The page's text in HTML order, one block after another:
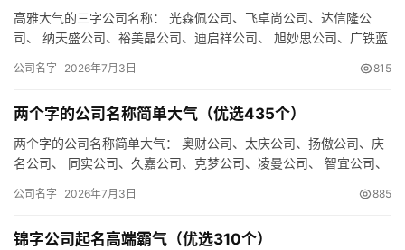
高雅大气的三字公司名称： 光森佩公司、飞卓尚公司、达信隆公
司、 纳天盛公司、裕美晶公司、迪启祥公司、 旭妙思公司、广铁蓝
公司名字 2026年7月3日 815
两个字的公司名称简单大气（优选435个）
两个字的公司名称简单大气： 奥财公司、太庆公司、扬傲公司、庆
名公司、 同实公司、久嘉公司、克梦公司、凌曼公司、 智宜公司、
公司名字 2026年7月3日 885
锦字公司起名高端霸气（优选310个）